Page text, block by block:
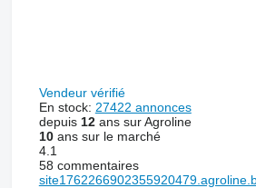
Vendeur vérifié
En stock: 27422 annonces
depuis 12ans sur Agroline
10ans sur le marché
4.1
58 commentaires